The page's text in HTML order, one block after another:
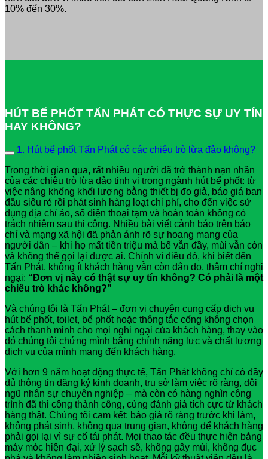
10% đến 30%.
HÚT BỂ PHỐT TẤN PHÁT CÓ THỰC SỰ UY TÍN
HAY KHÔNG?
1. Hút bể phốt Tấn Phát có các chiêu trò lừa đảo không?
Trong thời gian qua, rất nhiều người đã trở thành nạn nhân
của các chiêu trò lừa đảo tinh vi trong ngành hút bể phốt: từ
việc nâng khống khối lượng bằng thiết bị đo giả, báo giá ban
đầu siêu rẻ rồi phát sinh hàng loạt chi phí, cho đến việc sử
dụng địa chỉ ảo, số điện thoại tạm và hoàn toàn không có
trách nhiệm sau thi công. Nhiều bài viết cảnh báo trên báo
chí và mạng xã hội đã phản ánh rõ sự hoang mang của
người dân – khi họ mất tiền triệu mà bể vẫn đầy, mùi vẫn còn
và không thể gọi lại được ai. Chính vì điều đó, khi biết đến
Tấn Phát, không ít khách hàng vẫn còn đắn đo, thậm chí nghi
ngại: “Đơn vị này có thật sự uy tín không? Có phải là một
chiêu trò khác không?”
Và chúng tôi là Tấn Phát – đơn vị chuyên cung cấp dịch vụ
hút bể phốt, toilet, bể phốt hoặc thông tắc cống không chọn
cách thanh minh cho mọi nghi ngại của khách hàng, thay vào
đó chúng tôi chứng mình bằng chính năng lực và chất lượng
dịch vụ của mình mang đến khách hàng.
Với hơn 9 năm hoạt động thực tế, Tấn Phát không chỉ có đầy
đủ thông tin đăng ký kinh doanh, trụ sở làm việc rõ ràng, đội
ngũ nhân sự chuyên nghiệp – mà còn có hàng nghìn công
trình đã thi công thành công, cùng đánh giá tích cực từ khách
hàng thật. Chúng tôi cam kết: báo giá rõ ràng trước khi làm,
không phát sinh, không qua trung gian, không để khách hàng
phải gọi lại vì sự cố tái phát. Mọi thao tác đều thực hiện bằng
máy móc hiện đại, xử lý sạch sẽ, không gây mùi, không đục